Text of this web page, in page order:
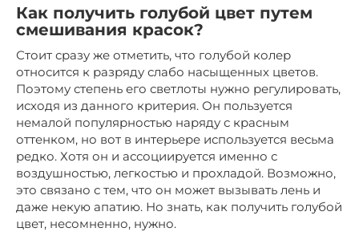
Как получить голубой цвет путем
смешивания красок?
Стоит сразу же отметить, что голубой колер
относится к разряду слабо насыщенных цветов.
Поэтому степень его светлоты нужно регулировать,
исходя из данного критерия. Он пользуется
немалой популярностью наряду с красным
оттенком, но вот в интерьере используется весьма
редко. Хотя он и ассоциируется именно с
воздушностью, легкостью и прохладой. Возможно,
это связано с тем, что он может вызывать лень и
даже некую апатию. Но знать, как получить голубой
цвет, несомненно, нужно.